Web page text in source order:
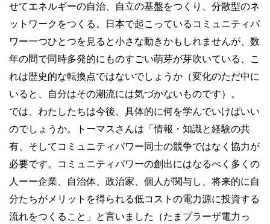
せてエネルギーの自治、自立の基盤をつくり、分散型のネ
ットワークをつくる。日本で起こっているコミュニティパ
ワー一つひとつを見ると小さな動きかもしれませんが、数
年の間で同時多発的にものすごい萌芽が芽吹いている、こ
れは歴史的な転換点ではないでしょうか（変化のただ中に
いると、自分はその潮流には気づかないものです）。
では、わたしたちは今後、具体的に何を学んでいけばいい
のでしょうか。トーマスさんは「情報・知識と経験の共
有、そしてコミュニティパワー同士の競争ではなく協力が
必要です。コミュニティパワーの創出にはなるべく多くの
人ーー企業、自治体、政治家、個人が関与し、将来的に自
分たちがメリットを得られる低コストの電力源に投資する
流れをつくること」と言いました（たまプラーザ電力っ